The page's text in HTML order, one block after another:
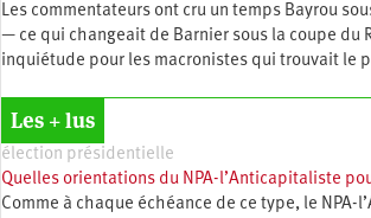
Les commentateurs ont cru un temps Bayrou
— ce qui changeait de Barnier sous la coupe du
inquiétude pour les macronistes qui trouvait le
Les + lus
élection présidentielle
Quelles orientations du NPA-l’Anticapitaliste
Comme à chaque échéance de ce type, le NPA-